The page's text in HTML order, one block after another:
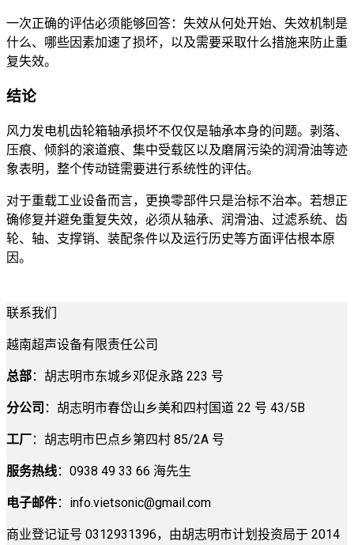
一次正确的评估必须能够回答：失效从何处开始、失效机制是
什么、哪些因素加速了损坏，以及需要采取什么措施来防止重
复失效。
结论
风力发电机齿轮箱轴承损坏不仅仅是轴承本身的问题。剥落、
压痕、倾斜的滚道痕、集中受载区以及磨屑污染的润滑油等迹
象表明，整个传动链需要进行系统性的评估。
对于重载工业设备而言，更换零部件只是治标不治本。若想正
确修复并避免重复失效，必须从轴承、润滑油、过滤系统、齿
轮、轴、支撑销、装配条件以及运行历史等方面评估根本原
因。
联系我们
越南超声设备有限责任公司
总部：胡志明市东城乡邓促永路 223 号
分公司 ：胡志明市春岱山乡美和四村国道 22 号 43/5B
工厂：胡志明市巴点乡第四村 85/2A 号
服务热线：0938 49 33 66 海先生
电子邮件： info.vietsonic@gmail.com
商业登记证号 0312931396，由胡志明市计划投资局于 2014